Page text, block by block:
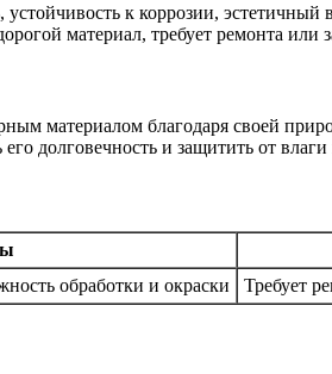
к коррозии, эстетичный
материал, требует ремонта или
материалом благодаря своей
долговечность и защитить от
обработки и окраски
Требует